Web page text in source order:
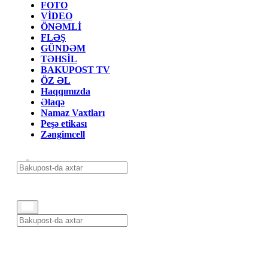
FOTO
VİDEO
ÖNƏMLİ
FLƏŞ
GÜNDƏM
TƏHSİL
BAKUPOST TV
ÖZ ƏL
Haqqımızda
Əlaqə
Namaz Vaxtları
Peşə etikası
Zəngimcell